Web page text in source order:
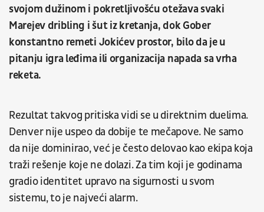
svojom dužinom i pokretljivošću otežava svaki
Marejev dribling i šut iz kretanja, dok Gober
konstantno remeti Jokićev prostor, bilo da je u
pitanju igra leđima ili organizacija napada sa vrha
reketa.
Rezultat takvog pritiska vidi se u direktnim duelima.
Denver nije uspeo da dobije te mečapove. Ne samo
da nije dominirao, već je često delovao kao ekipa koja
traži rešenje koje ne dolazi. Za tim koji je godinama
gradio identitet upravo na sigurnosti u svom
sistemu, to je najveći alarm.